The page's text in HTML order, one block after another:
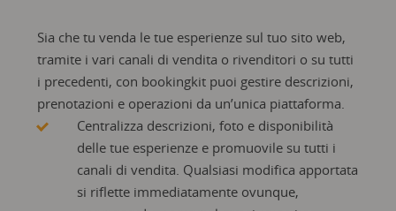
Sia che tu venda le tue esperienze sul tuo sito web,
tramite i vari canali di vendita o rivenditori o su tutti
i precedenti, con bookingkit puoi gestire descrizioni,
prenotazioni e operazioni da un’unica piattaforma.
Centralizza descrizioni, foto e disponibilità
delle tue esperienze e promuovile su tutti i
canali di vendita. Qualsiasi modifica apportata
si riflette immediatamente ovunque,